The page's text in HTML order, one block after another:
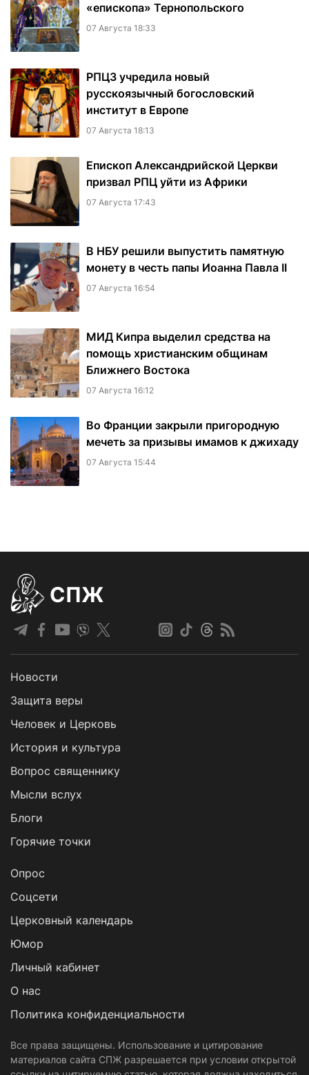
«епископа» Тернопольского
07 Августа 18:33
РПЦЗ учредила новый
русскоязычный богословский
институт в Европе
07 Августа 18:13
Епископ Александрийской Церкви
призвал РПЦ уйти из Африки
07 Августа 17:43
В НБУ решили выпустить памятную
монету в честь папы Иоанна Павла II
07 Августа 16:54
МИД Кипра выделил средства на
помощь христианским общинам
Ближнего Востока
07 Августа 16:12
Во Франции закрыли пригородную
мечеть за призывы имамов к джихаду
07 Августа 15:44
СПЖ
Новости
Защита веры
Человек и Церковь
История и культура
Вопрос священнику
Мысли вслух
Блоги
Горячие точки
Опрос
Cоцсети
Церковный календарь
Юмор
Личный кабинет
О нас
Политика конфиденциальности
Все права защищены. Использование и цитирование
материалов сайта СПЖ разрешается при условии открытой